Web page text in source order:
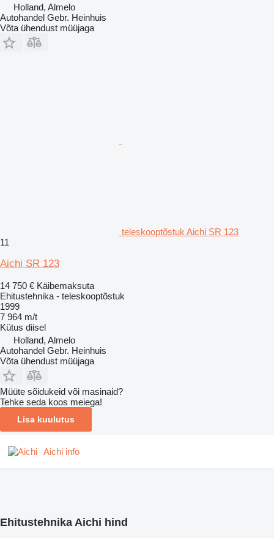
Holland, Almelo
Autohandel Gebr. Heinhuis
Võta ühendust müüjaga
teleskooptõstuk Aichi SR 123
11
Aichi SR 123
14 750 € Käibemaksuta
Ehitustehnika - teleskooptõstuk
1999
7 964 m/t
Kütus diisel
Holland, Almelo
Autohandel Gebr. Heinhuis
Võta ühendust müüjaga
Müüte sõidukeid või masinaid?
Tehke seda koos meiega!
Lisa kuulutus
Aichi info
Ehitustehnika Aichi hind